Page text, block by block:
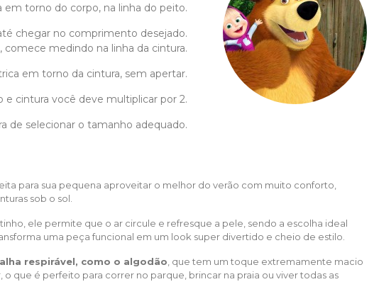
em torno do corpo, na linha do peito.
chegar no comprimento desejado.
comece medindo na linha da cintura.
em torno da cintura, sem apertar.
e cintura você deve multiplicar por 2.
de selecionar o tamanho adequado.
para sua pequena aproveitar o melhor do verão com muito conforto,
sob o sol.
ele permite que o ar circule e refresque a pele, sendo a escolha ideal
uma peça funcional em um look super divertido e cheio de estilo.
respirável, como o algodão , que tem um toque extremamente macio
que é perfeito para correr no parque, brincar na praia ou viver todas as